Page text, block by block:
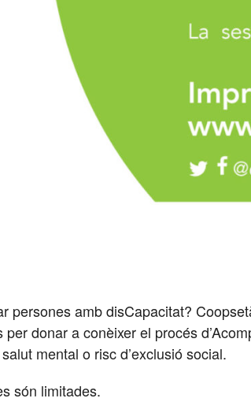
persones ambdisCapacitat?
per donar a conèixer el procés d’
mental o risc d’exclusió social.
són limitades.